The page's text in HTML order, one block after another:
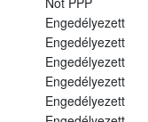
Engedélyezett
Engedélyezett
Engedélyezett
Engedélyezett
Engedélyezett